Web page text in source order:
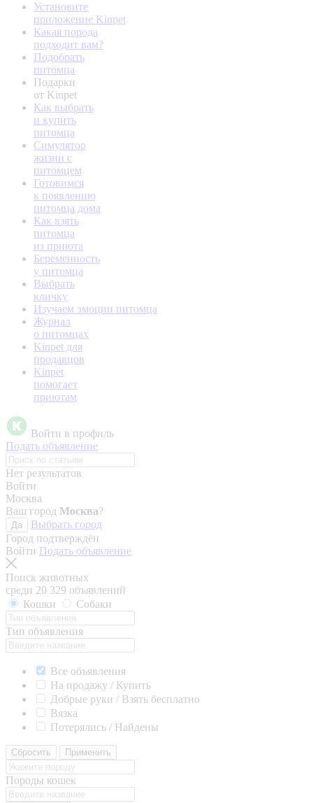
Установите
приложение Kinpet
Какая порода
подходит вам?
Подобрать
питомца
Подарки
от Kinpet
Как выбрать
и купить
питомца
Симулятор
жизни с
питомцем
Готовимся
к появлению
питомца дома
Как взять
питомца
из приюта
Беременность
у питомца
Выбрать
кличку
Изучаем эмоции питомца
Журнал
о питомцах
Kinpet для
продавцов
Kinpet
помогает
приютам
Войти в профиль
Подать объявление
Нет результатов
Войти
Москва
Ваш город Москва?
Да
Выбрать город
Город подтверждён
Войти Подать объявление
Поиск животных
среди 20 329 объявлений
Кошки
Собаки
Тип объявления
Все объявления
На продажу / Купить
Добрые руки / Взять бесплатно
Вязка
Потерялись / Найдены
Сбросить Применить
Породы кошек